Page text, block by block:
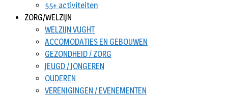
55+ activiteiten
ZORG/WELZIJN
WELZIJN VUGHT
ACCOMODATIES EN GEBOUWEN
GEZONDHEID / ZORG
JEUGD / JONGEREN
OUDEREN
VERENIGINGEN / EVENEMENTEN